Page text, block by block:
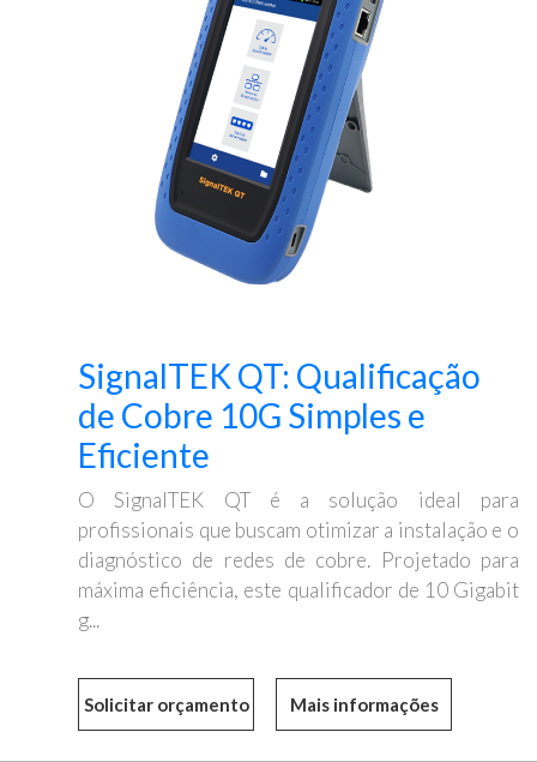
SignalTEK QT: Qualificação
de Cobre 10G Simples e
Eficiente
O SignalTEK QT é a solução ideal para
profissionais que buscam otimizar a instalação e o
diagnóstico de redes de cobre. Projetado para
máxima eficiência, este qualificador de 10 Gigabit
g...
Mais informações